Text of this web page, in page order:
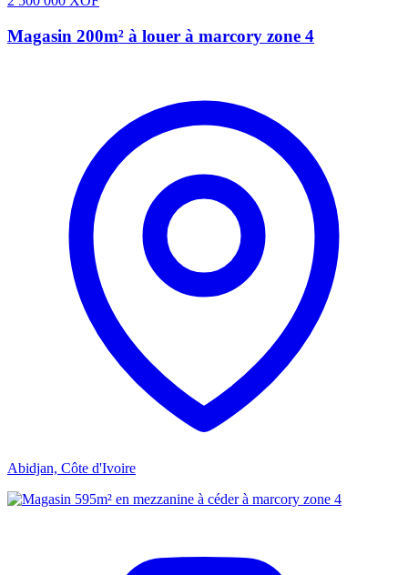
Magasin 200m² à louer à marcory zone 4
Abidjan, Côte d'Ivoire